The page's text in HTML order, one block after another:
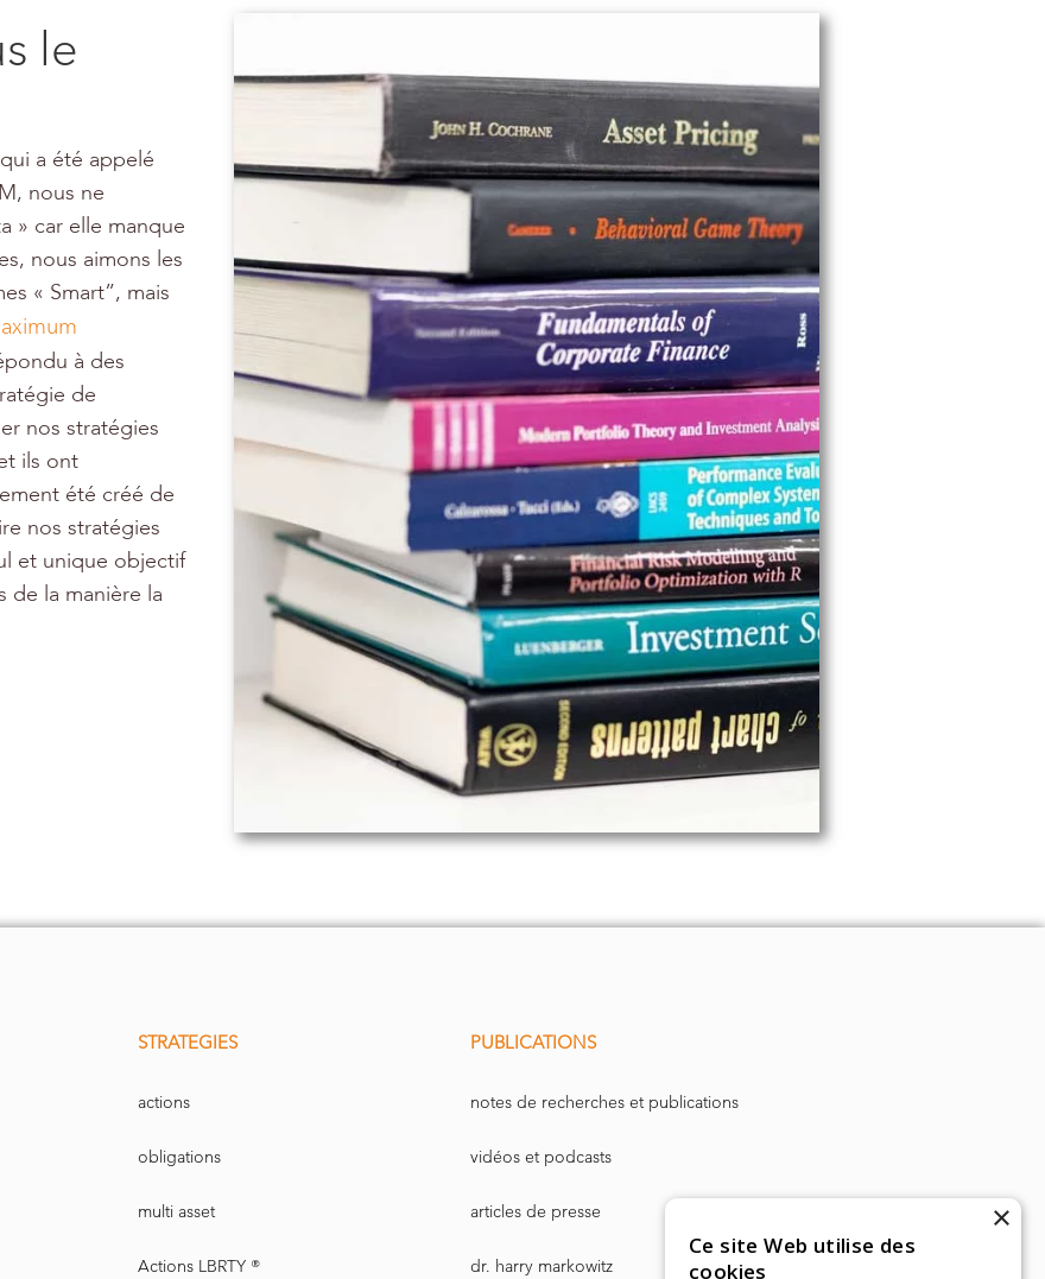
le
a été appelé
nous ne
» car elle manque
nous aimons les
« Smart”, mais
à des
de
nos stratégies
ils ont
été créé de
nos stratégies
et unique objectif
de la manière la
STRATEGIES
actions
obligations
multi asset
Actions LBRTY ®
PUBLICATIONS
notes de recherches et publications
vidéos et podcasts
articles de presse
dr. harry markowitz
×
Ce site Web utilise des
cookies